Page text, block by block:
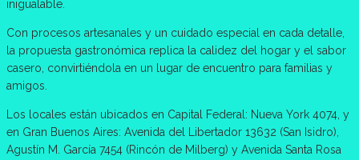
inigualable.
Con procesos artesanales y un cuidado especial en cada detalle,
la propuesta gastronómica replica la calidez del hogar y el sabor
casero, convirtiéndola en un lugar de encuentro para familias y
amigos.
Los locales están ubicados en Capital Federal: Nueva York 4074, y
en Gran Buenos Aires: Avenida del Libertador 13632 (San Isidro),
Agustín M. García 7454 (Rincón de Milberg) y Avenida Santa Rosa